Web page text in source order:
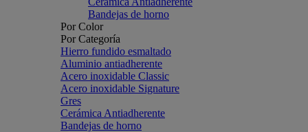
Bandejas de horno
Por Color
Por Categoría
Hierro fundido esmaltado
Aluminio antiadherente
Acero inoxidable Classic
Acero inoxidable Signature
Gres
Cerámica Antiadherente
Bandejas de horno